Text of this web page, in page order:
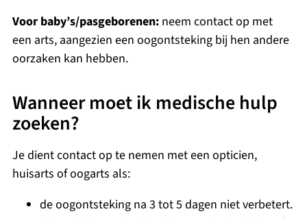
Voor baby’s/pasgeborenen: neem contact op met
een arts, aangezien een oogontsteking bij hen andere
oorzaken kan hebben.
Wanneer moet ik medische hulp
zoeken?
Je dient contact op te nemen met een opticien,
huisarts of oogarts als:
de oogontsteking na 3 tot 5 dagen niet verbetert.